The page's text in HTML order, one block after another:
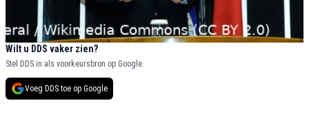
Wilt u DDS vaker zien?
Stel DDS in als voorkeursbron op Google.
Voeg DDS toe op Google